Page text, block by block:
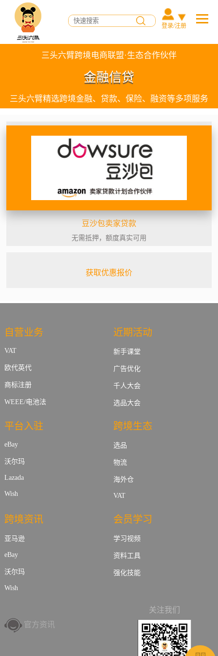
登录/注册
三头六臂跨境电商联盟·生态合作伙伴
金融信贷
三头六臂精选跨境金融、贷款、保险、融资等多项服务
豆沙包卖家贷款
无需抵押，额度真实可用
获取优惠报价
自营业务
VAT
欧代英代
商标注册
WEEE/电池法
近期活动
新手课堂
广告优化
千人大会
选品大会
平台入驻
eBay
沃尔玛
Lazada
Wish
跨境生态
选品
物流
海外仓
VAT
跨境资讯
亚马逊
eBay
沃尔玛
Wish
会员学习
学习视频
资料工具
强化技能
官方资讯
关注我们